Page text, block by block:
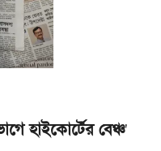
হাইকোর্টের বেঞ্চ'